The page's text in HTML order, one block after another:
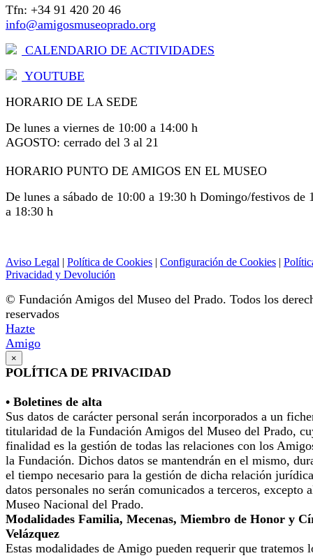
Tfn: +34 91 420 20 46
info@amigosmuseoprado.org
CALENDARIO DE ACTIVIDADES
YOUTUBE
HORARIO DE LA SEDE
De lunes a viernes de 10:00 a 14:00 h
AGOSTO: cerrado del 3 al 21
HORARIO PUNTO DE AMIGOS EN EL MUSEO
De lunes a sábado de 10:00 a 19:30 h Domingo/festivos de
a 18:30 h
Aviso Legal | Política de Cookies | Configuración de Cookies |
Privacidad y Devolución
© Fundación Amigos del Museo del Prado. Todos los
reservados
Hazte
Amigo
×
POLÍTICA DE PRIVACIDAD
• Boletines de alta
Sus datos de carácter personal serán incorporados a un
titularidad de la Fundación Amigos del Museo del Prado,
finalidad es la gestión de todas las relaciones con los
la Fundación. Dichos datos se mantendrán en el mismo,
el tiempo necesario para la gestión de dicha relación
datos personales no serán comunicados a terceros, excepto
Museo Nacional del Prado.
Modalidades Familia, Mecenas, Miembro de Honor y
Velázquez
Estas modalidades de Amigo pueden requerir que tratemos